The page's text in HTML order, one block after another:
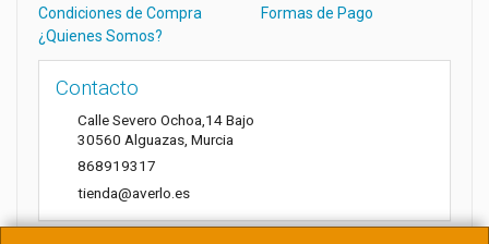
Condiciones de Compra
Formas de Pago
¿Quienes Somos?
Contacto
Calle Severo Ochoa,14 Bajo
30560 Alguazas Murcia
868919317
tienda@averlo.es